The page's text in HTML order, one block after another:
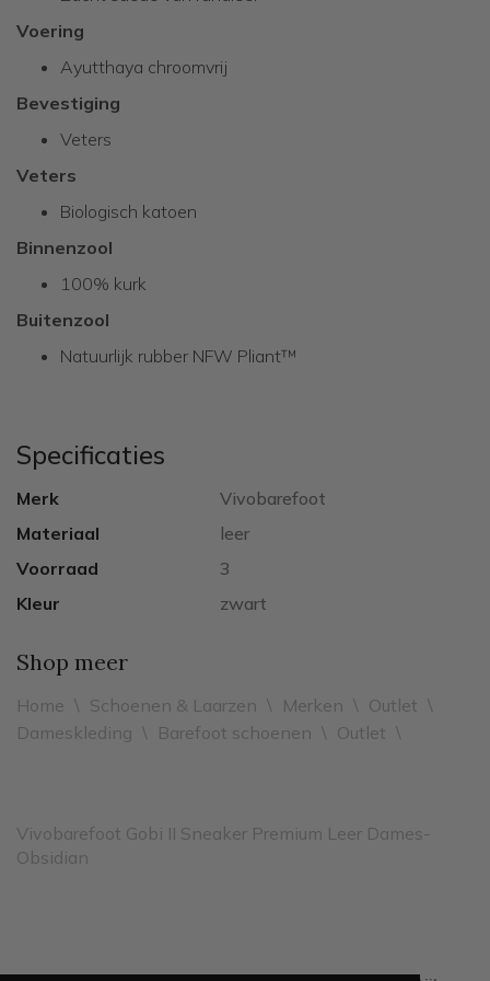
Voering
Ayutthaya chroomvrij
Bevestiging
Veters
Veters
Biologisch katoen
Binnenzool
100% kurk
Buitenzool
Natuurlijk rubber NFW Pliant™
Specificaties
Merk
Vivobarefoot
Materiaal
leer
Voorraad
3
Kleur
zwart
Shop meer
Home \ Schoenen & Laarzen \ Merken \ Outlet \
Dameskleding \ Barefoot schoenen \ Outlet \
Vivobarefoot Gobi II Sneaker Premium Leer Dames-
Obsidian